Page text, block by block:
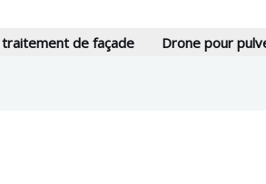
de façade Drone pour